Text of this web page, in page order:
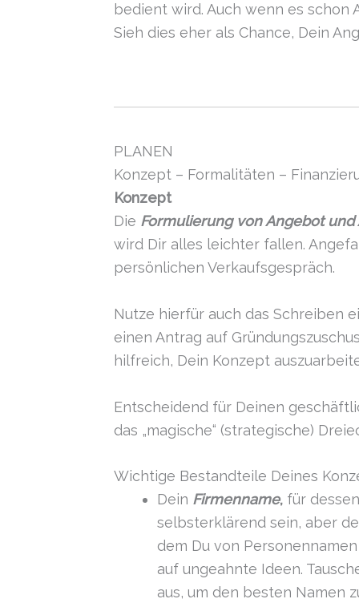
bedient wird. Auch wenn es
Sieh dies eher als Chance, Dein
PLANEN
Konzept – Formalitäten –
Konzept
Die Formulierung von Angebot
wird Dir alles leichter fallen.
persönlichen Verkaufsgespräch.
Nutze hierfür auch das Schreiben
einen Antrag auf
hilfreich, Dein Konzept
Entscheidend für Deinen
das „magische“ (strategische)
Wichtige Bestandteile Deines
Dein Firmenname, für
selbsterklärend sein, aber
dem Du von
auf ungeahnte Ideen.
aus, um den besten Namen